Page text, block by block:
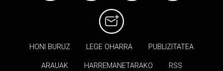
HONI BURUZ LEGE OHARRA PUBLIZITATEA
ARAUAK HARREMANETARAKO RSS